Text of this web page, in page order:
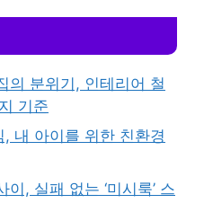
의 분위기, 인테리어 철
기준
내 아이를 위한 친환경
, 실패 없는 ‘미시룩’ 스